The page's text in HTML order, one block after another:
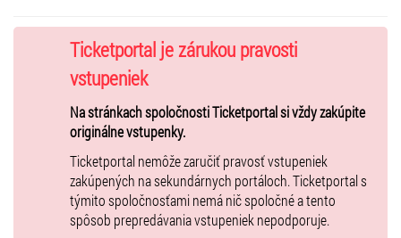
Moderátor ŠTEFAN SKRÚCANÝ
Program Nedeľa 29.7.2018 od 13:00
Spevácka skupina Kalina
FS Chemlon
Humenské Hačure
Bosoročky
Ander z Košíc
ĽH Stana Baláža
Ticketportal je zárukou pravosti
vstupeniek
Na stránkach spoločnosti Ticketportal si vždy zakúpite
originálne vstupenky.
Ticketportal nemôže zaručiť pravosť vstupeniek
zakúpených na sekundárnych portáloch. Ticketportal s
týmito spoločnosťami nemá nič spoločné a tento
spôsob prepredávania vstupeniek nepodporuje.